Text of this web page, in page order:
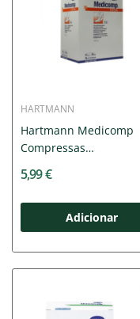
HARTMANN
Hartmann Medicomp
Compressas
5,99 €
Adicionar